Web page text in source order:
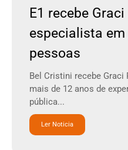
E1 recebe
especialista
pessoas
Bel Cristini recebe
mais de 12 anos de
pública...
Ler Noticia